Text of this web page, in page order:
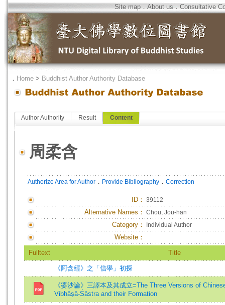
Site map．About us．Consultative
． Home > Buddhist Author Authority Database
Author Authority Result Content
周柔含
Authorize Area for Author ． Provide Bibliography ． Correction
ID ： 39112
Alternative Names： Chou, Jou-han
Category： Individual Author
Website：
Fulltext Title
《阿含經》之「信學」初探
《婆沙論》三譯本及其成立=The Three Versions of
Vibhāṣā-Śāstra and their Formation